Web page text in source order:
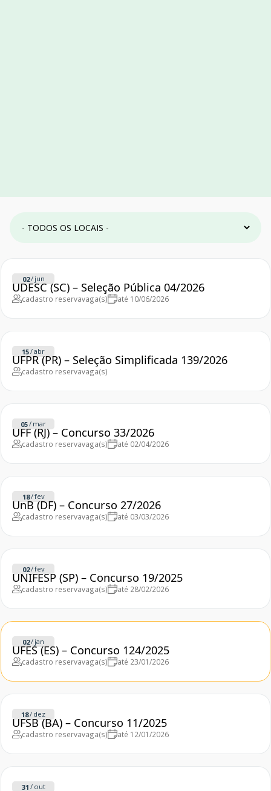
02/ jun
UDESC (SC) – Seleção Pública 04/2026
cadastro reservavaga(s) até 10/06/2026
15/abr
UFPR (PR) – Seleção Simplificada 139/2026
cadastro reservavaga(s)
05/ mar
UFF (RJ) – Concurso 33/2026
cadastro reservavaga(s) até 02/04/2026
18/fev
UnB (DF) – Concurso 27/2026
cadastro reservavaga(s) até 03/03/2026
02/fev
UNIFESP (SP) – Concurso 19/2025
cadastro reservavaga(s) até 28/02/2026
02/ jan
UFES (ES) – Concurso 124/2025
cadastro reservavaga(s) até 23/01/2026
18/ dez
UFSB (BA) – Concurso 11/2025
cadastro reservavaga(s) até 12/01/2026
31 / out